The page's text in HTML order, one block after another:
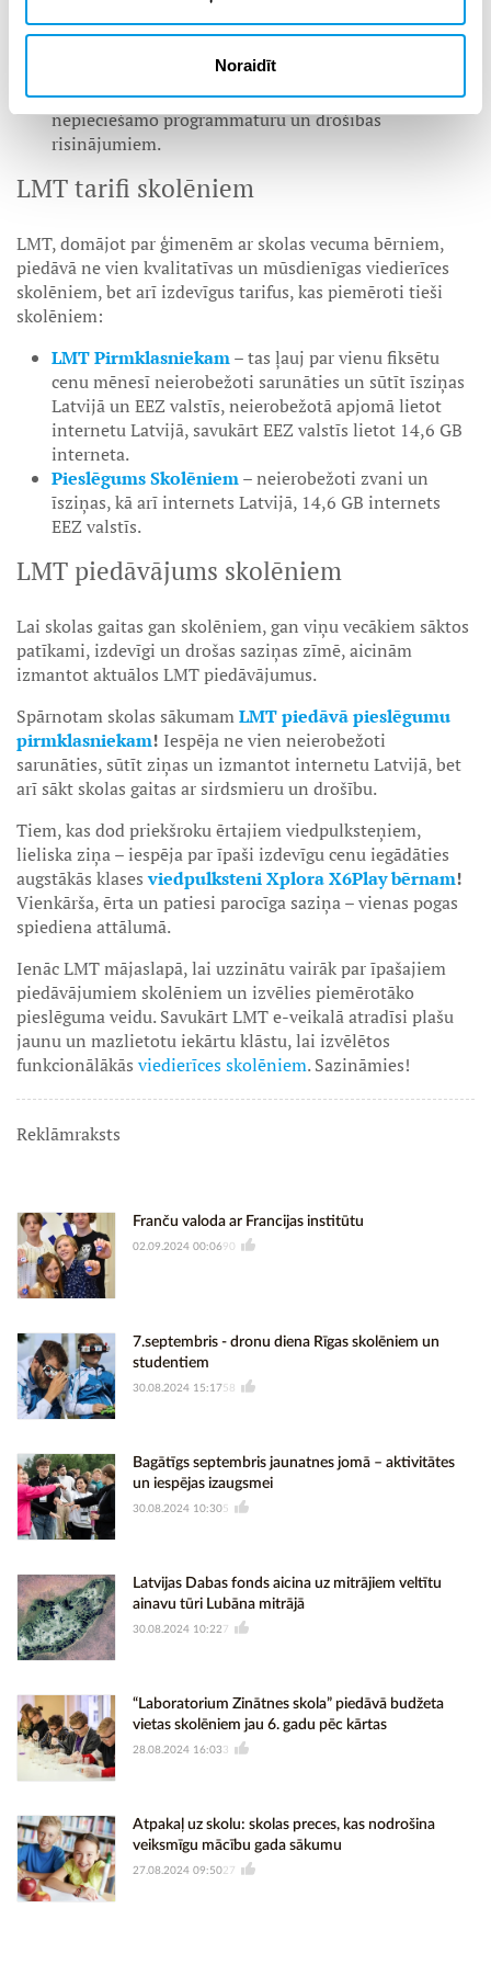
Noraidīt
Lai kādas viedierīces skolēnam tu izvēlētos, tām:
pēc iespējas labāk jāatbilst lietošanas mērķiem;
jābūt kvalitatīvām un ilgmūžīgām, kā arī aprīkotām ar
nepieciešamo programmatūru un drošības
risinājumiem.
LMT tarifi skolēniem
LMT, domājot par ģimenēm ar skolas vecuma bērniem,
piedāvā ne vien kvalitatīvas un mūsdienīgas viedierīces
skolēniem, bet arī izdevīgus tarifus, kas piemēroti tieši
skolēniem:
LMT Pirmklasniekam– tas ļauj par vienu fiksētu
cenu mēnesī neierobežoti sarunāties un sūtīt īsziņas
Latvijā un EEZ valstīs, neierobežotā apjomā lietot
internetu Latvijā, savukārt EEZ valstīs lietot 14,6 GB
interneta.
Pieslēgums Skolēniem–neierobežoti zvani un
īsziņas, kā arī internets Latvijā, 14,6 GB internets
EEZ valstīs.
LMT piedāvājums skolēniem
Lai skolas gaitas gan skolēniem, gan viņu vecākiem sāktos
patīkami, izdevīgi un drošas saziņas zīmē, aicinām
izmantot aktuālos LMT piedāvājumus.
Spārnotam skolas sākumamLMT piedāvā pieslēgumu
pirmklasniekam! Iespēja ne vien neierobežoti
sarunāties, sūtīt ziņas un izmantot internetu Latvijā, bet
arī sākt skolas gaitas ar sirdsmieru un drošību.
Tiem, kas dod priekšroku ērtajiem viedpulksteņiem,
lieliska ziņa – iespēja par īpaši izdevīgu cenu iegādāties
augstākās klasesviedpulksteni Xplora X6Play bērnam!
Vienkārša, ērta un patiesi parocīga saziņa – vienas pogas
spiediena attālumā.
Ienāc LMT mājaslapā, lai uzzinātu vairāk par īpašajiem
piedāvājumiem skolēniem un izvēlies piemērotāko
pieslēguma veidu. Savukārt LMT e-veikalā atradīsi plašu
jaunu un mazlietotu iekārtu klāstu, lai izvēlētos
funkcionālākās viedierīces skolēniem. Sazināmies!
Reklāmraksts
Franču valoda ar Francijas institūtu
02.09.2024 00:0690
7.septembris - dronu diena Rīgas skolēniem un
studentiem
30.08.2024 15:1758
Bagātīgs septembris jaunatnes jomā – aktivitātes
un iespējas izaugsmei
30.08.2024 10:305
Latvijas Dabas fonds aicina uz mitrājiem veltītu
ainavu tūri Lubāna mitrājā
30.08.2024 10:22 7
“Laboratorium Zinātnes skola” piedāvā budžeta
vietas skolēniem jau 6. gadu pēc kārtas
28.08.2024 16:03 3
Atpakaļ uz skolu: skolas preces, kas nodrošina
veiksmīgu mācību gada sākumu
27.08.2024 09:5027